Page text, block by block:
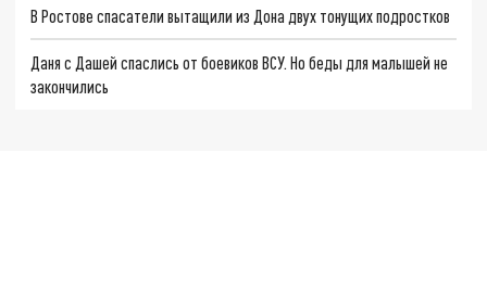
В Ростове спасатели вытащили из Дона двух тонущих подростков
Даня с Дашей спаслись от боевиков ВСУ. Но беды для малышей не
закончились